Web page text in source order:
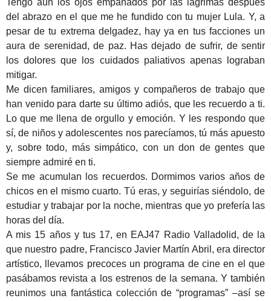
del abrazo en el que me he fundido con tu mujer Lula. Y, a
pesar de tu extrema delgadez, hay ya en tus facciones un
aura de serenidad, de paz. Has dejado de sufrir, de sentir
los dolores que los cuidados paliativos apenas lograban
mitigar.
Me dicen familiares, amigos y compañeros de trabajo que
han venido para darte su último adiós, que les recuerdo a ti.
Lo que me llena de orgullo y emoción. Y les respondo que
sí, de niños y adolescentes nos parecíamos, tú más apuesto
y, sobre todo, más simpático, con un don de gentes que
siempre admiré en ti.
Se me acumulan los recuerdos. Dormimos varios años de
chicos en el mismo cuarto. Tú eras, y seguirías siéndolo, de
estudiar y trabajar por la noche, mientras que yo prefería las
horas del día.
A mis 15 años y tus 17, en EAJ47 Radio Valladolid, de la
que nuestro padre, Francisco Javier Martín Abril, era director
artístico, llevamos precoces un programa de cine en el que
pasábamos revista a los estrenos de la semana. Y también
reunimos una fantástica colección de “programas” –así se